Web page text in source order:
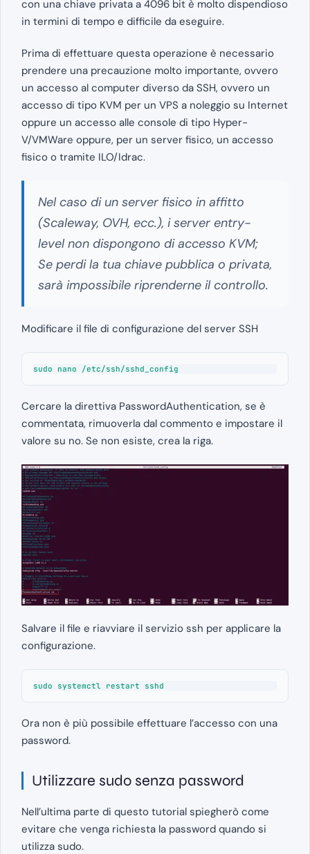
con una chiave privata a 4096 bit è molto dispendioso
in termini di tempo e difficile da eseguire.
Prima di effettuare questa operazione è necessario
prendere una precauzione molto importante, ovvero
un accesso al computer diverso da SSH, ovvero un
accesso di tipo KVM per un VPS a noleggio su Internet
oppure un accesso alle console di tipo Hyper-
V/VMWare oppure, per un server fisico, un accesso
fisico o tramite ILO/Idrac.
Nel caso di un server fisico in affitto
(Scaleway, OVH, ecc.), i server entry-
level non dispongono di accesso KVM;
Se perdi la tua chiave pubblica o privata,
sarà impossibile riprenderne il controllo.
Modificare il file di configurazione del server SSH
sudo nano /etc/ssh/sshd_config
Cercare la direttiva PasswordAuthentication, se è
commentata, rimuoverla dal commento e impostare il
valore su no. Se non esiste, crea la riga.
Salvare il file e riavviare il servizio ssh per applicare la
configurazione.
sudo systemctl restart sshd
Ora non è più possibile effettuare l’accesso con una
password.
Utilizzare sudo senza password
Nell’ultima parte di questo tutorial spiegherò come
evitare che venga richiesta la password quando si
utilizza sudo.